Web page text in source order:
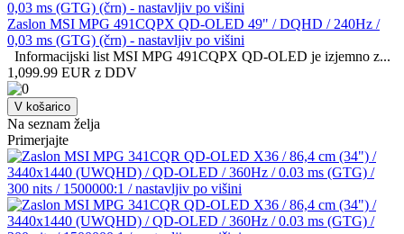
Zaslon MSI MPG 491CQPX QD-OLED 49" / DQHD / 240Hz /
0,03 ms (GTG) (črn) - nastavljiv po višini
Informacijski list MSI MPG 491CQPX QD-OLED je izjemno z...
1,099.99 EUR z DDV
V košarico
Na seznam želja
Primerjajte